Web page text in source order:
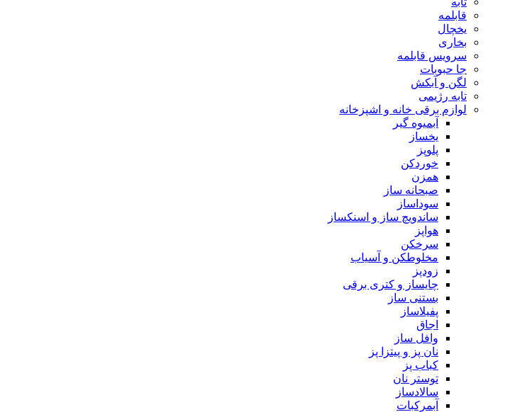
قابلمه
یخچال
بخاری
سرویس قابلمه
جا حبوبات
لگن و آبکش
تابه رژیمی
لوازم برقی خانه و اشپزخانه
آبمیوه گیر
یخساز
پلوپز
خوردکن
همزن
صبحانه ساز
سوداساز
ساندویچ ساز و اسنکساز
هواپز
سرخکن
مخلوطکن و آسیاب
زودپز
چایساز و کتری برقی
بستنی ساز
پفیلاساز
اجاق
وافل ساز
نان پز و پیتزا پز
کباب پز
توستر نان
سالادساز
آبمرکبات